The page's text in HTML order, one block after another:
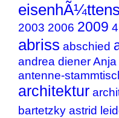
2003 2006 2009
abriss abschied
andrea dienerAnja
antenne-
architektur
bartetzky astrid